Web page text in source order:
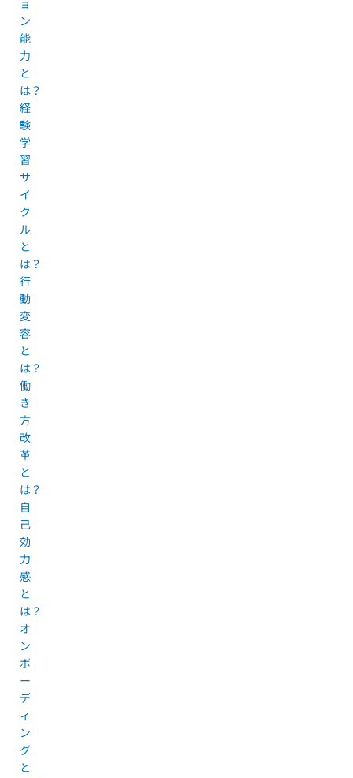
ョ
ン
能
力
と
は？
経
験
学
習
サ
イ
ク
ル
と
は？
行
動
変
容
と
は？
働
き
方
改
革
と
は？
自
己
効
力
感
と
は？
オ
ン
ボ
ー
デ
ィ
ン
グ
と